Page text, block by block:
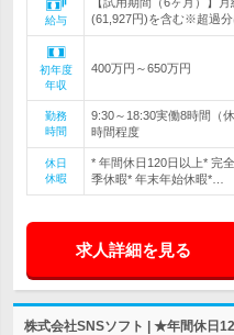
給与
(61,927円)を含む※超過
初年度
年収
400万円～650万円
勤務
時間
9:30～18:30実働8時間（
時間程度
休日
休暇
* 年間休日120日以上* 完
季休暇* 年末年始休暇*…
求人詳細を見る
株式会社SNSソフト | ★年間休日